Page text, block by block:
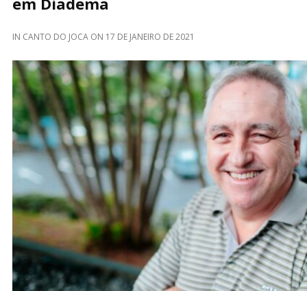
IN CANTO DO JOCA ON 17 DE JANEIRO DE 2021